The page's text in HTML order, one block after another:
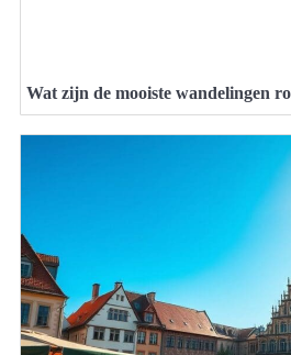
Wat zijn de mooiste wandelingen